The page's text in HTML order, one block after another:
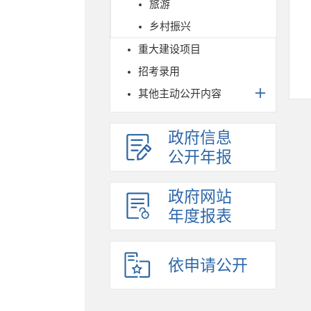
旅游
乡村振兴
重大建设项目
招考录用
其他主动公开内容
政府信息
公开年报
政府网站
年度报表
依申请公开